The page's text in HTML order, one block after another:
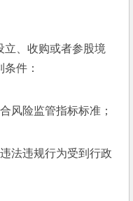
、收购或者参股境
件：
险监管指标标准；
违规行为受到行政